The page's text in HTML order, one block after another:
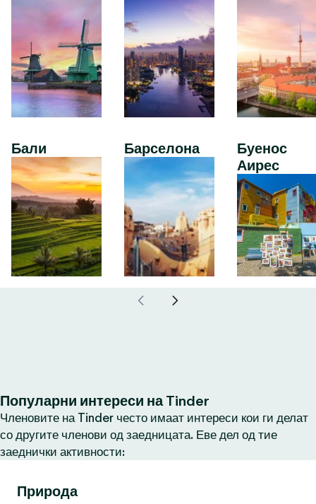
Бали Барселона
Буенос
Аирес
Популарни интереси на Tinder
Членовите на Tinder често имаат интереси кои ги делат
со другите членови од заедницата. Еве дел од тие
заеднички активности:
Природа